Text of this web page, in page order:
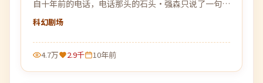
自十年前的电话，电话那头的石头·强森只说了一句话
——「别回来」。
科幻剧场
4.7万 2.9千 10年前
99:34